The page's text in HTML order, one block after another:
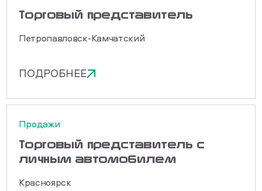
Торговый представитель
Петропавловск-Камчатский
ПОДРОБНЕЕ
Продажи
Торговый представитель с
личным автомобилем
Красноярск